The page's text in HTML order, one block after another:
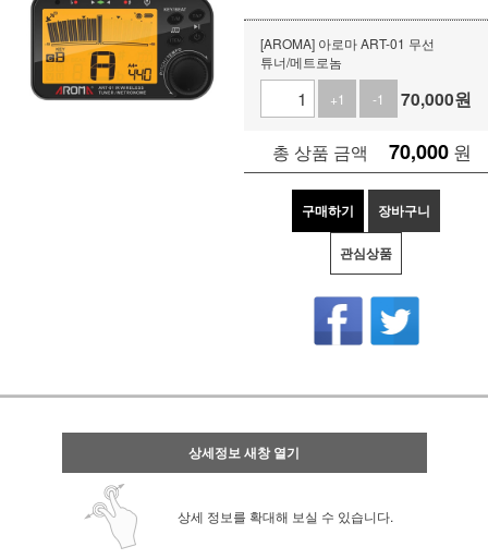
[AROMA] 아로마 ART-01 무선
튜너/메트로놈
+1
-1 70,000원
총 상품 금액 70,000 원
구매하기 장바구니
관심상품
상세정보 새창 열기
상세 정보를 확대해 보실 수 있습니다.